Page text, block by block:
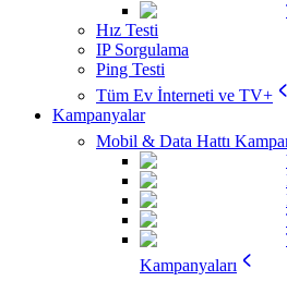
Hız Testi
IP Sorgulama
Ping Testi
Tüm Ev İnterneti ve TV+
Kampanyalar
Mobil & Data Hattı
Kampanyaları